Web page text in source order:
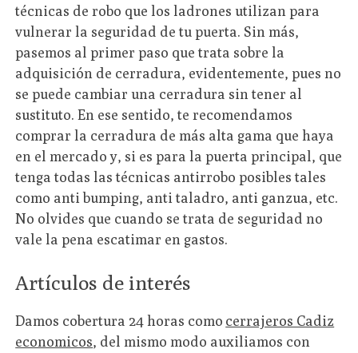
técnicas de robo que los ladrones utilizan para
vulnerar la seguridad de tu puerta. Sin más,
pasemos al primer paso que trata sobre la
adquisición de cerradura, evidentemente, pues no
se puede cambiar una cerradura sin tener al
sustituto. En ese sentido, te recomendamos
comprar la cerradura de más alta gama que haya
en el mercado y, si es para la puerta principal, que
tenga todas las técnicas antirrobo posibles tales
como anti bumping, anti taladro, anti ganzua, etc.
No olvides que cuando se trata de seguridad no
vale la pena escatimar en gastos.
Artículos de interés
Damos cobertura 24 horas como cerrajeros Cadiz
economicos, del mismo modo auxiliamos con